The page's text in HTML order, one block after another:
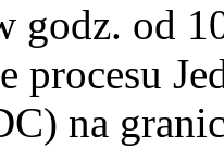
godz. od
procesu
na